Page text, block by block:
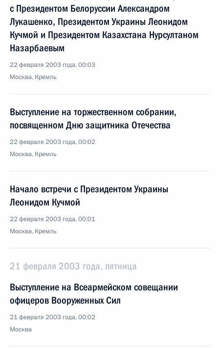
с Президентом Белоруссии Александром
Лукашенко, Президентом Украины Леонидом
Кучмой и Президентом Казахстана Нурсултаном
Назарбаевым
22 февраля 2003 года, 00:03
Москва, Кремль
Выступление на торжественном собрании,
посвященном Дню защитника Отечества
22 февраля 2003 года, 00:02
Москва, Кремль
Начало встречи с Президентом Украины
Леонидом Кучмой
22 февраля 2003 года, 00:01
Москва, Кремль
21 февраля 2003 года, пятница
Выступление на Всеармейском совещании
офицеров Вооруженных Сил
21 февраля 2003 года, 00:02
Москва